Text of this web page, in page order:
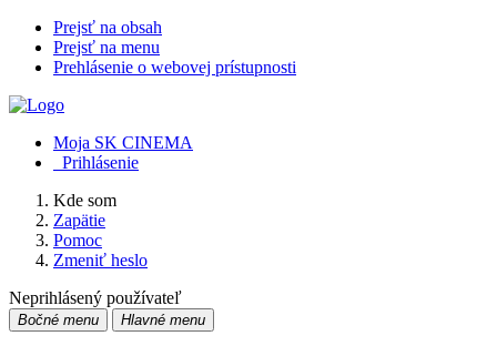
Prejsť na obsah
Prejsť na menu
Prehlásenie o webovej prístupnosti
Moja SK CINEMA
Prihlásenie
Kde som
Zapätie
Pomoc
Zmeniť heslo
Neprihlásený používateľ
Bočné menu Hlavné menu